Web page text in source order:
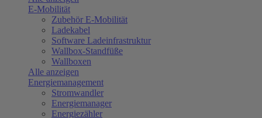
E-Mobilität
Zubehör E-Mobilität
Ladekabel
Software Ladeinfrastruktur
Wallbox-Standfüße
Wallboxen
Alle anzeigen
Energiemanagement
Stromwandler
Energiemanager
Energiezähler